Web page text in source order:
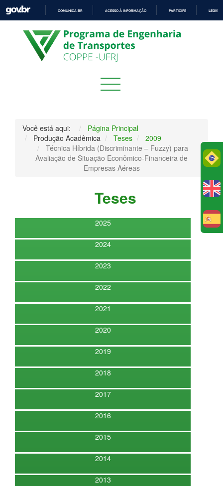
PARA
O
CONTEÚDO
COMUNICA BR ACESSO À INFORMAÇÃO PARTICIPE
Você está aqui:
Página Principal
Produção Acadêmica
Teses
2009
Técnica Híbrida (Discriminante – Fuzzy) para
Avaliação de Situação Econômico-Financeira de
Empresas Aéreas
Teses
2025
2024
2023
2022
2021
2020
2019
2018
2017
2016
2015
2014
2013